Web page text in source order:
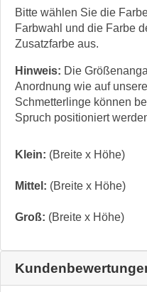
Bitte wählen Sie die
Farbwahl und die Farbe
Zusatzfarbe aus.
Hinweis: Die
Anordnung wie auf
Schmetterlinge können
Spruch positioniert
Klein: (Breite x Höhe)
Mittel: (Breite x Höhe)
Groß: (Breite x Höhe)